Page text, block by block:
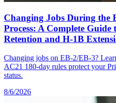
Changing Jobs During the
Process: A Complete
Retention and H-1B
Changing jobs on EB-2/EB-3?
AC21 180-day rules protect your
status.
8/6/2026